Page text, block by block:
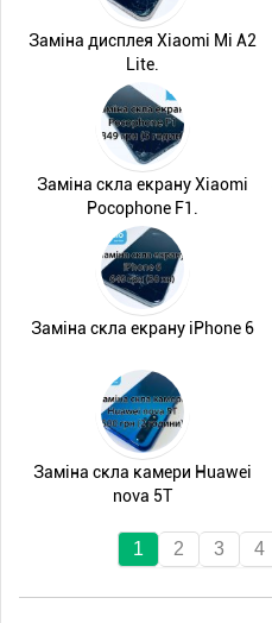
Заміна дисплея Xiaomi Mi A2
Lite.
Заміна скла екрану Xiaomi
Pocophone F1.
Заміна скла екрану iPhone 6
Заміна скла камери Huawei
nova 5T
1 2 3 4